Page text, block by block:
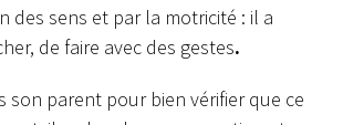
des sens et par la motricité : il a
de faire avec des gestes.
son parent pour bien vérifier que ce